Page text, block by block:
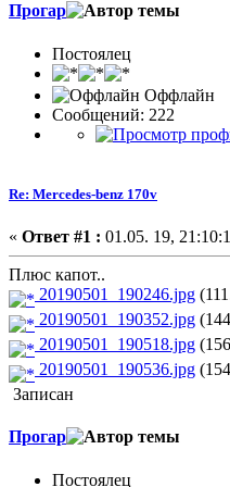
Прогар
Постоялец
Оффлайн
Сообщений: 222
Re: Mercedes-benz 170v
« Ответ #1 : 01.05. 19,
Плюс капот..
20190501_190246.jpg
20190501_190352.jpg
20190501_190518.jpg
20190501_190536.jpg
Записан
Прогар
Постоялец